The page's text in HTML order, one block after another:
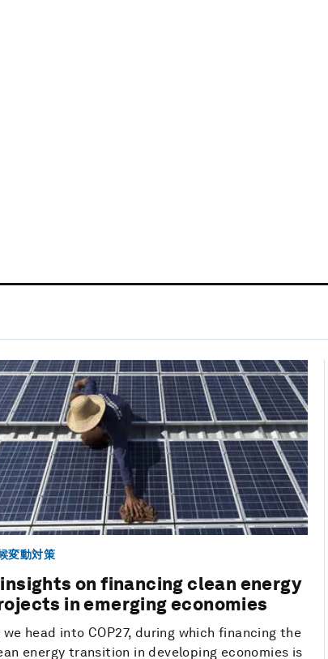
変動対策
on financing clean energy
in emerging economies
we head into COP27, during which financing the
energy transition in developing economies is